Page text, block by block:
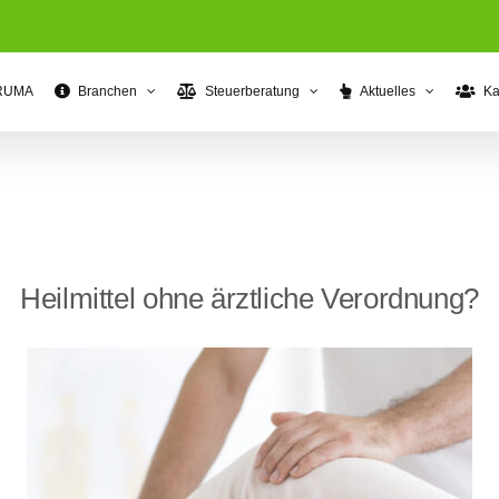
Branchen Steuerberatung Aktuelles
Heilmittel ohne ärztliche Verordnung?